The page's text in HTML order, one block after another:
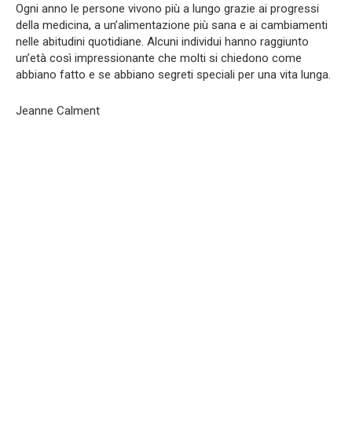
Ogni anno le persone vivono più a lungo grazie ai progressi
della medicina, a un’alimentazione più sana e ai cambiamenti
nelle abitudini quotidiane. Alcuni individui hanno raggiunto
un’età così impressionante che molti si chiedono come
abbiano fatto e se abbiano segreti speciali per una vita lunga.
Jeanne Calment